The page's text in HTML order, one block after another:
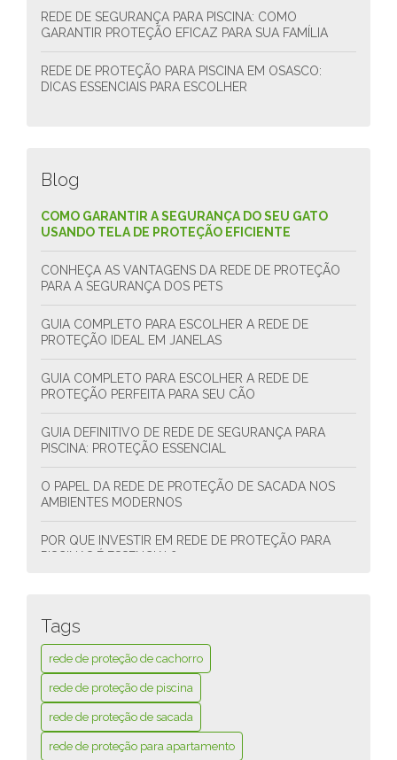
REDE DE SEGURANÇA PARA PISCINA: COMO
GARANTIR PROTEÇÃO EFICAZ PARA SUA FAMÍLIA
REDE DE PROTEÇÃO PARA PISCINA EM OSASCO:
DICAS ESSENCIAIS PARA ESCOLHER
Blog
COMO GARANTIR A SEGURANÇA DO SEU GATO
USANDO TELA DE PROTEÇÃO EFICIENTE
CONHEÇA AS VANTAGENS DA REDE DE PROTEÇÃO
PARA A SEGURANÇA DOS PETS
GUIA COMPLETO PARA ESCOLHER A REDE DE
PROTEÇÃO IDEAL EM JANELAS
GUIA COMPLETO PARA ESCOLHER A REDE DE
PROTEÇÃO PERFEITA PARA SEU CÃO
GUIA DEFINITIVO DE REDE DE SEGURANÇA PARA
PISCINA: PROTEÇÃO ESSENCIAL
O PAPEL DA REDE DE PROTEÇÃO DE SACADA NOS
AMBIENTES MODERNOS
POR QUE INVESTIR EM REDE DE PROTEÇÃO PARA
PISCINAS É ESSENCIAL?
REDE DE PROTEÇÃO PARA JANELA: GUIA COMPLETO
PARA SEGURANÇA RESIDENCIAL EFICAZ
REDE DE PROTEÇÃO PARA JANELA: TUDO O QUE
VOCÊ PRECISA SABER PARA GARANTIR SEGURANÇA
REDE DE PROTEÇÃO PARA PISCINA EM OSASCO:
Tags
rede de proteção de cachorro
rede de proteção de piscina
rede de proteção de sacada
rede de proteção para apartamento